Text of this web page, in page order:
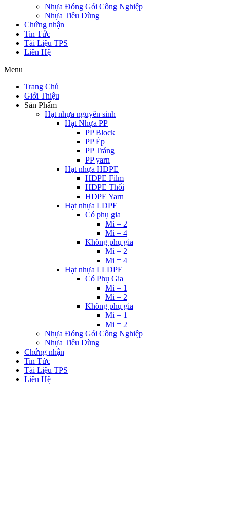
Nhựa Đóng Gói Công Nghiệp
Nhựa Tiêu Dùng
Chứng nhận
Tin Tức
Tài Liệu TPS
Liên Hệ
Menu
Trang Chủ
Giới Thiệu
Sản Phẩm
Hạt nhựa nguyên sinh
Hạt Nhựa PP
PP Block
PP Ép
PP Tráng
PP yarn
Hạt nhựa HDPE
HDPE Film
HDPE Thổi
HDPE Yarn
Hạt nhựa LDPE
Có phụ gia
Mi = 2
Mi = 4
Không phụ gia
Mi = 2
Mi = 4
Hạt nhựa LLDPE
Có Phụ Gia
Mi = 1
Mi = 2
Không phụ gia
Mi = 1
Mi = 2
Nhựa Đóng Gói Công Nghiệp
Nhựa Tiêu Dùng
Chứng nhận
Tin Tức
Tài Liệu TPS
Liên Hệ